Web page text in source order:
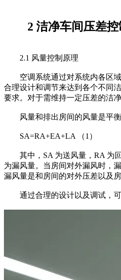
2 洁净车间压差控
2.1 风量控制原理
空调系统通过对系统内各区域
合理设计和调节来达到各个不同
要求。对于需维持一定压差的洁
风量和排出房间的风量是平衡
SA=RA+EA+LA （1）
其中，SA 为送风量，RA 为
为漏风量。当房间对外漏风时，
漏风量是和房间的对外压差以及
通过合理的设计以及调试，可